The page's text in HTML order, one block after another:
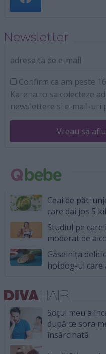
Newsletter
adresa ta de e-mail
Confirm ca am peste
Karena.ro sa colecteze
newslettere si e-mail-uri
Vreau să
Ceai de
care dai jos 5
Studiul pe
moderat de
Găselnița
hotdog-ul care
Soțul meu a
după ce sora
însărcinată